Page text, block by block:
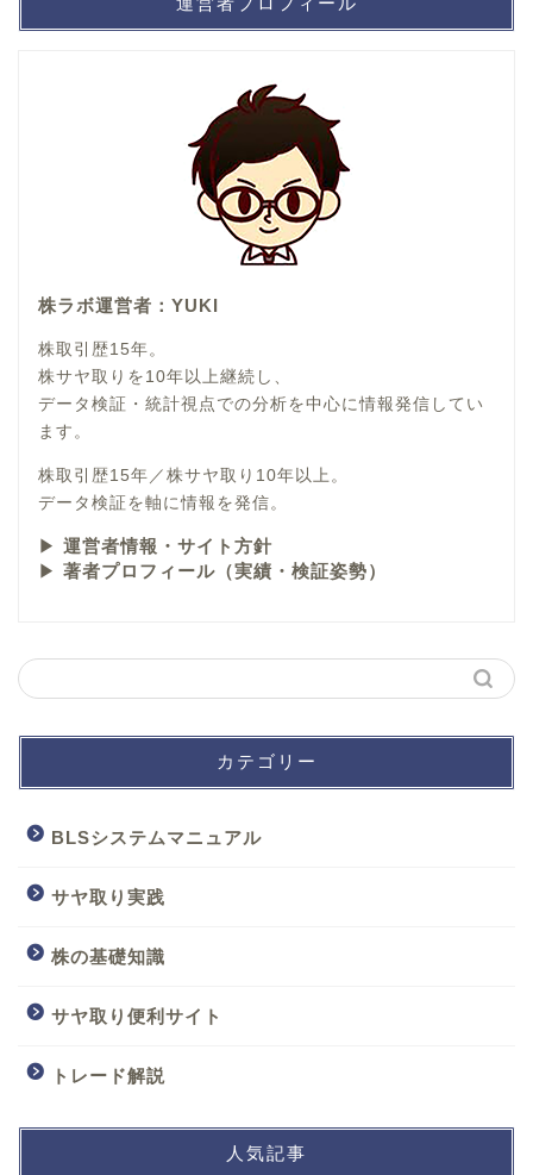
株ラボ運営者：YUKI
株取引歴15年。
株サヤ取りを10年以上継続し、
データ検証・統計視点での分析を中心に情報発信してい
ます。
株取引歴15年／株サヤ取り10年以上。
データ検証を軸に情報を発信。
▶ 運営者情報・サイト方針
▶ 著者プロフィール（実績・検証姿勢）
カテゴリー
BLSシステムマニュアル
サヤ取り実践
株の基礎知識
サヤ取り便利サイト
トレード解説
人気記事